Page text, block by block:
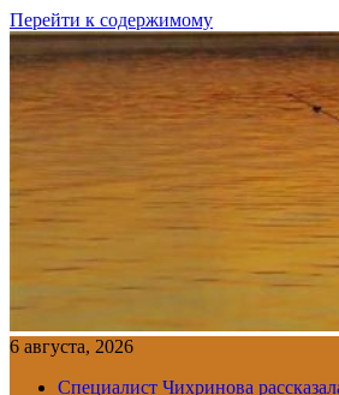
Перейти к содержимому
6 августа, 2026
Специалист Чихринова